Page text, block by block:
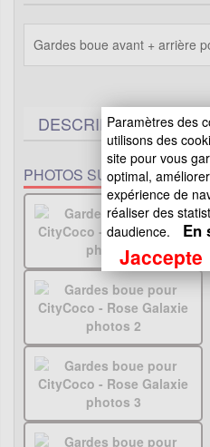
Gardes boue avant + arrière
DESCRIPTIF
PHOTOS
Paramètres des
utilisons des
site pour vous
optimal,
expérience de
réaliser des
daudience.
En
Jaccepte